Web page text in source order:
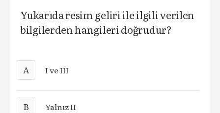
Yukarıda resim geliri ile ilgili verilen
bilgilerden hangileri doğrudur?
A I ve III
B Yalnız II